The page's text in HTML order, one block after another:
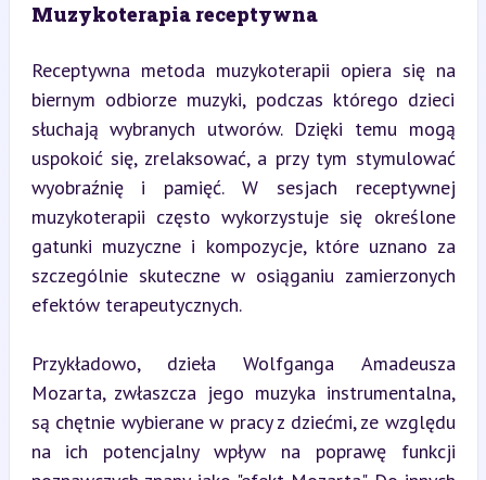
Muzykoterapia receptywna
Receptywna metoda muzykoterapii opiera się na
biernym odbiorze muzyki, podczas którego dzieci
słuchają wybranych utworów. Dzięki temu mogą
uspokoić się, zrelaksować, a przy tym stymulować
wyobraźnię i pamięć. W sesjach receptywnej
muzykoterapii często wykorzystuje się określone
gatunki muzyczne i kompozycje, które uznano za
szczególnie skuteczne w osiąganiu zamierzonych
efektów terapeutycznych.
Przykładowo, dzieła Wolfganga Amadeusza
Mozarta, zwłaszcza jego muzyka instrumentalna,
są chętnie wybierane w pracy z dziećmi, ze względu
na ich potencjalny wpływ na poprawę funkcji